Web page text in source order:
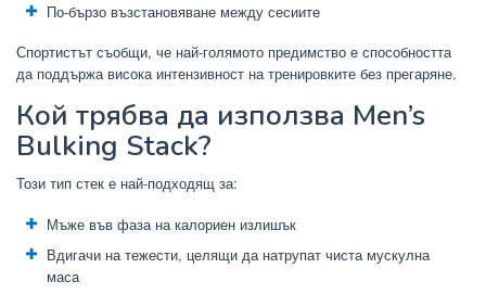
По-бързо възстановяване между сесиите
Спортистът съобщи, че най-голямото предимство е способността
да поддържа висока интензивност на тренировките без прегаряне.
Кой трябва да използва Men’s
Bulking Stack?
Този тип стек е най-подходящ за:
Мъже във фаза на калориен излишък
Вдигачи на тежести, целящи да натрупат чиста мускулна
маса